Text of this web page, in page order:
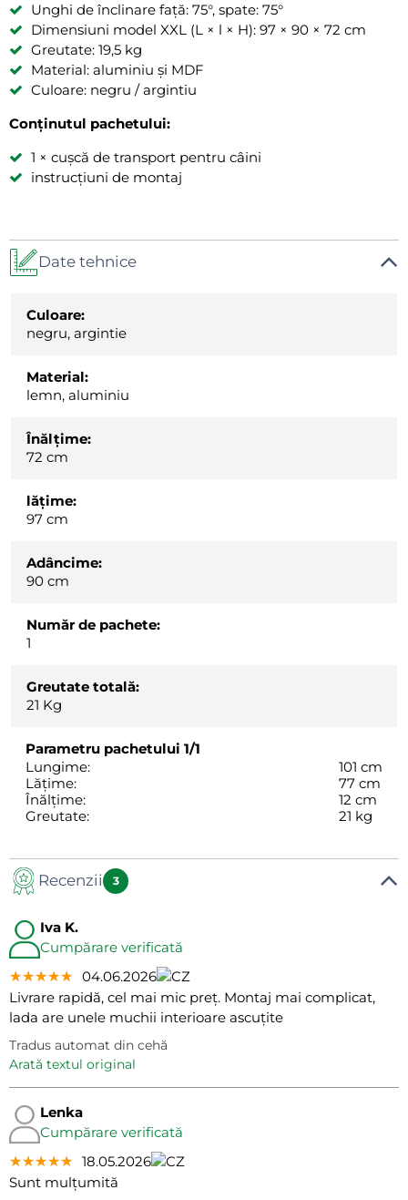
Unghi de înclinare față: 75°, spate: 75°
Dimensiuni model XXL (L × l × H): 97 × 90 × 72 cm
Greutate: 19,5 kg
Material: aluminiu și MDF
Culoare: negru / argintiu
Conținutul pachetului:
1 × cușcă de transport pentru câini
instrucțiuni de montaj
Date tehnice
Culoare:
negru, argintie
Material:
lemn, aluminiu
Înălțime:
72 cm
lăţime:
97 cm
Adâncime:
90 cm
Număr de pachete:
1
Greutate totală:
21 Kg
Parametru pachetului 1/1
Lungime:
101 cm
Lățime:
77 cm
Înălțime:
12 cm
Greutate:
21 kg
Recenzii 3
Iva K.
Cumpărare verificată
★★★★★
★★★★★
★★★★★ 04.06.2026
Livrare rapidă, cel mai mic preț. Montaj mai complicat,
lada are unele muchii interioare ascuțite
Tradus automat din cehă
arată textul original
Lenka
Cumpărare verificată
★★★★★
★★★★★
★★★★★ 18.05.2026
Sunt mulțumită